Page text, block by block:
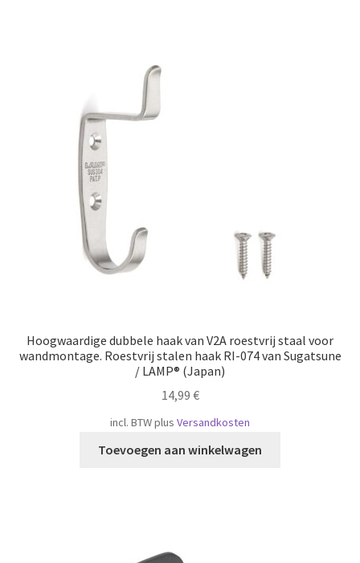
Hoogwaardige dubbele haak van V2A roestvrij staal voor
wandmontage. Roestvrij stalen haak RI-074 van Sugatsune
/ LAMP® (Japan)
14,99 €
incl. BTWplus Versandkosten
Toevoegen aan winkelwagen